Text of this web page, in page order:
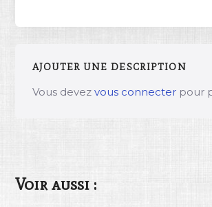
AJOUTER UNE DESCRIPTION
Vous devez vous connecter pour
Voir aussi :